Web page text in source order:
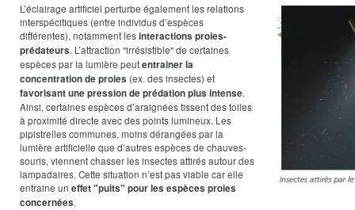
L’éclairage artificiel perturbe également les relations
interspécifiques (entre individus d’espèces
différentes), notamment lesinteractions proies-
prédateurs. L’attraction "irrésistible" de certaines
espèces par la lumière peutentrainer la
concentration de proies (ex. des insectes) et
favorisant une pression de prédation plus intense.
Ainsi, certaines espèces d’araignées tissent des toiles
à proximité directe avec des points lumineux. Les
pipistrelles communes, moins dérangées par la
lumière artificielle que d’autres espèces de chauves-
souris, viennent chasser les insectes attirés autour des
lampadaires. Cette situation n’est pas viable car elle
entraine un effet "puits" pour les espèces proies
concernées.